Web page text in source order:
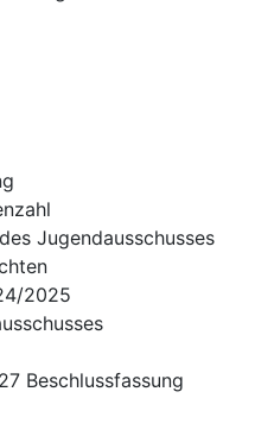
Jugendausschusses
2025
Beschlussfassung